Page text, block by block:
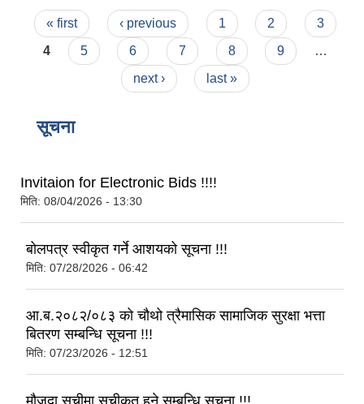
Pages
« first ‹ previous 1 2
3
4
5 6 7 8 9
…
next ›
last »
सूचना
Invitaion for Electronic Bids !!!!
मिति: 08/04/2026 - 13:30
बोलपत्र स्वीकृत गर्ने आशयको सूचना !!!
मिति: 07/28/2026 - 06:42
आ.ब.२०८२/०८३ को चौथो त्रैमासिक सामाजिक सुरक्षा भत्ता
बितरण सम्बन्धि सूचना !!!
मिति: 07/23/2026 - 12:51